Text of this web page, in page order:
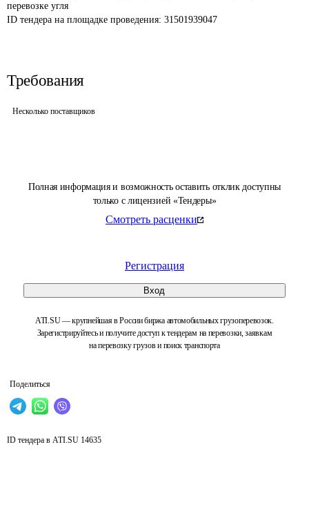
Полная информация и возможность оставить отклик доступны
только с лицензией «Тендеры»
Смотреть расценки
Регистрация
Вход
ATI.SU — крупнейшая в России биржа автомобильных грузоперевозок.
Зарегистрируйтесь и получите доступ к тендерам на перевозки, заявкам
на перевозку грузов и поиск транспорта
Поделиться
перевозке угля
ID тендера на площадке проведения: 31501939047
Требования
Несколько поставщиков
ID тендера в ATI.SU 14635